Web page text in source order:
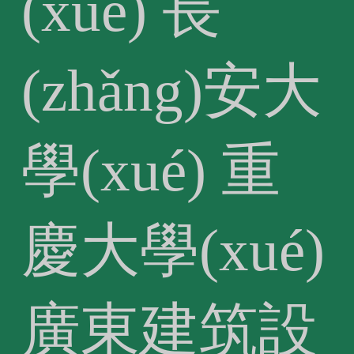
(zhǎng)安大
學(xué) 重
慶大學(xué)
廣東建筑設